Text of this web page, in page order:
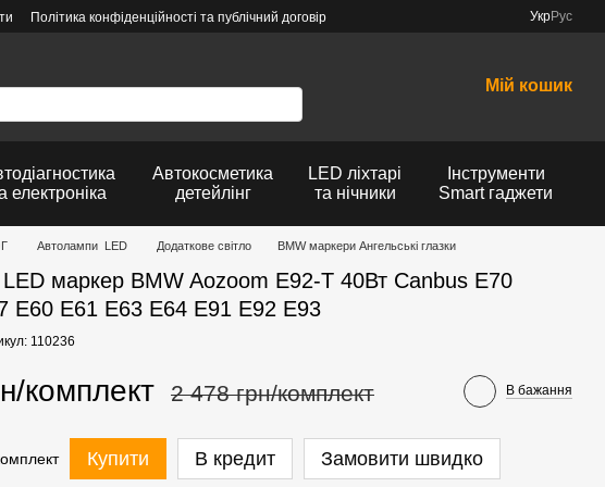
Політика конфіденційності та публічний договір УкрРус
Мій кошик
електроніка
Автокосметика
детейлінг
LED ліхтарі
та нічники
Інструменти
Smart гаджети
Автолампи LED Додаткове світло BMW маркери Ангельські глазки
маркер BMW Aozoom E92-T 40Вт Canbus E70
E60 E61 E63 E64 E91 E92 E93
110236
комплект 2 478 грн/комплект В бажання
Купити В кредит Замовити швидко